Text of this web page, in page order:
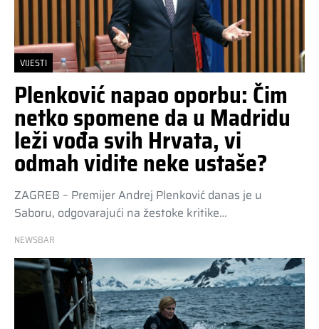
VIJESTI
Plenković napao oporbu: Čim
netko spomene da u Madridu
leži vođa svih Hrvata, vi
odmah vidite neke ustaše?
ZAGREB – Premijer Andrej Plenković danas je u
Saboru, odgovarajući na žestoke kritike…
NEWSBAR